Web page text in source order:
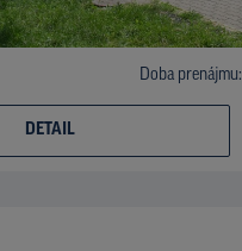
Doba prenájmu:
DETAIL